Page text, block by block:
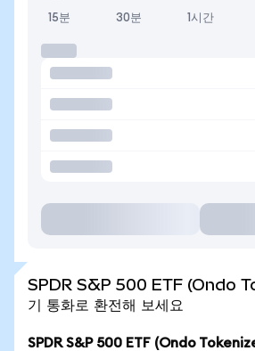
15분 30분 1시간
SPDR S&P 500 ETF (Ondo
기 통화로 환전해 보세요
SPDR S&P 500 ETF (Ondo